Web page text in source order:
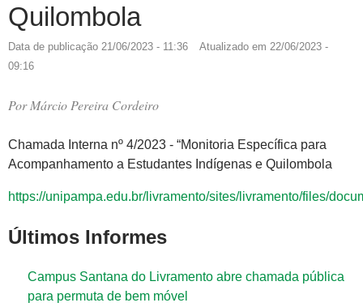
Quilombola
Data de publicação 21/06/2023 - 11:36 Atualizado em 22/06/2023 -
09:16
Por Márcio Pereira Cordeiro
Chamada Interna nº 4/2023 - “Monitoria Específica para
Acompanhamento a Estudantes Indígenas e Quilombola
https://unipampa.edu.br/livramento/sites/livramento/files/
Últimos Informes
Campus Santana do Livramento abre chamada pública
para permuta de bem móvel